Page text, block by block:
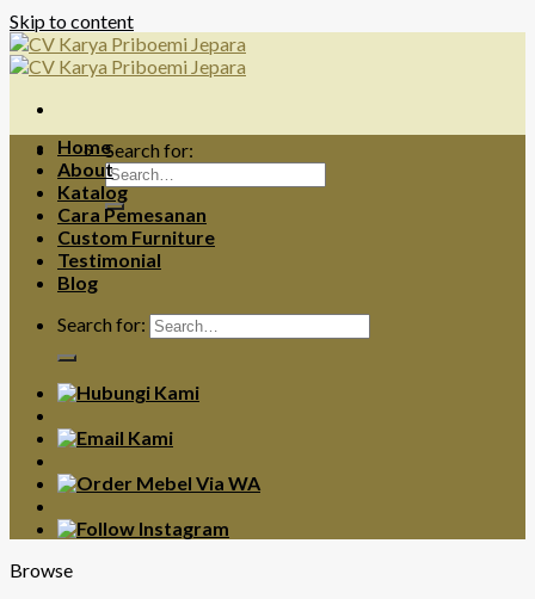
Skip to content
Search for:
Home
About
Katalog
Cara Pemesanan
Custom Furniture
Testimonial
Blog
Search for:
Browse